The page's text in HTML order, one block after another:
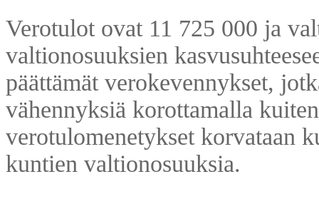
Verotulot ovat 11 725 000 ja
valtionosuuksien
päättämät verokevennykset,
vähennyksiä korottamalla
verotulomenetykset korvataan
kuntien valtionosuuksia.